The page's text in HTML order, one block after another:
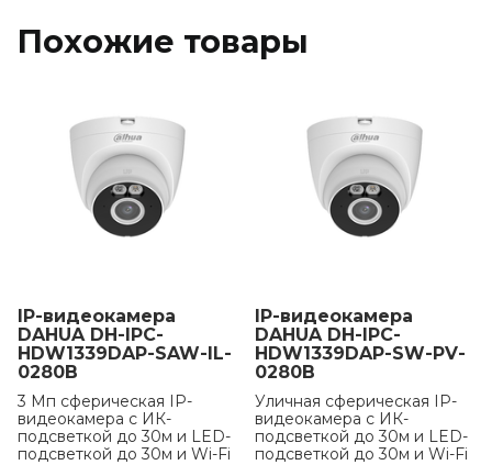
Похожие товары
IP-видеокамера
DAHUA DH-IPC-
HDW1339DAP-SAW-IL-
0280B
3 Мп сферическая IP-
видеокамера с ИК-
подсветкой до 30м и LED-
подсветкой до 30м и Wi-Fi
IP-видеокамера
DAHUA DH-IPC-
HDW1339DAP-SW-PV-
0280B
Уличная сферическая IP-
видеокамера с ИК-
подсветкой до 30м и LED-
подсветкой до 30м и Wi-Fi